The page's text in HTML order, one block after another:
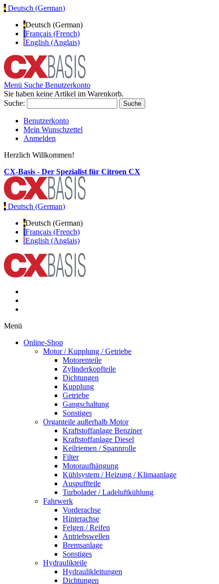
Deutsch (German)
Deutsch (German)
Français (French)
English (Anglais)
Menü Suche Benutzerkonto
Sie haben keine Artikel im Warenkorb.
Suche:
Suche
Benutzerkonto
Mein Wunschzettel
Anmelden
Herzlich Willkommen!
CX-Basis - Der Spezialist für Citroen CX
Deutsch (German)
Deutsch (German)
Français (French)
English (Anglais)
Menü
Online-Shop
Motor / Kupplung / Getriebe
Motorenteile
Zylinderkopfteile
Dichtungen
Kupplung
Getriebe
Gangschaltung
Sonstiges
Organteile außerhalb Motor
Kraftstoffanlage Benziner
Kraftstoffanlage Diesel
Keilriemen / Spannrolle
Filter
Motoraufhängung
Kühlsystem / Heizung / Klimaanlage
Auspuffteile
Turbolader / Ladeluftkühlung
Fahrwerk
Vorderachse
Hinterachse
Felgen / Reifen
Antriebswellen
Bremsanlage
Sonstiges
Hydraulikteile
Hydraulikleitungen
Dichtungen